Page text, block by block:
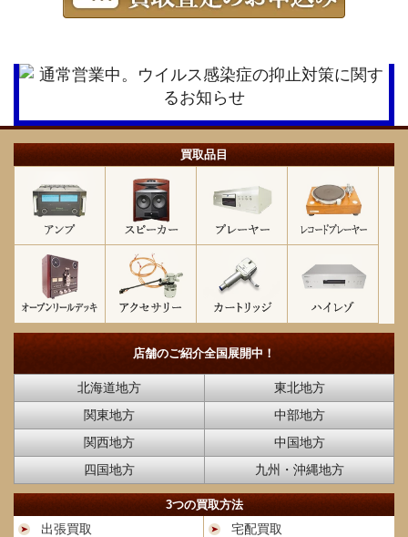
買取品目
店舗のご紹介全国展開中！
北海道地方
東北地方
関東地方
中部地方
関西地方
中国地方
四国地方
九州・沖縄地方
3つの買取方法
出張買取
宅配買取